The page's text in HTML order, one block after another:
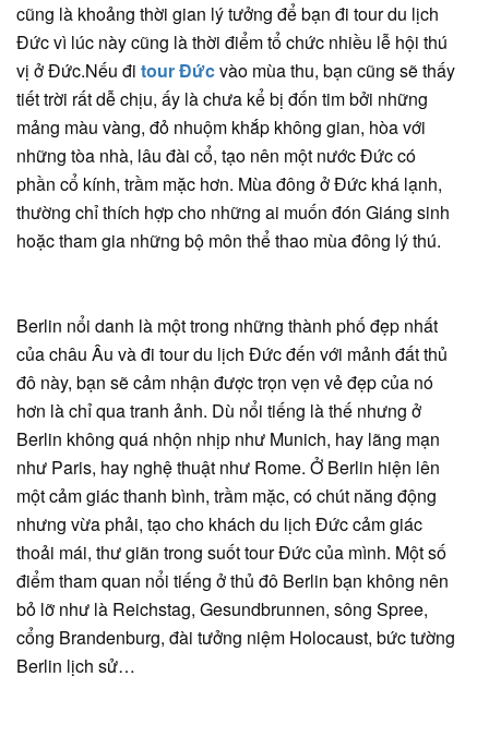
cũng là khoảng thời gian lý tưởng để bạn đi tour du lịch
Đức vì lúc này cũng là thời điểm tổ chức nhiều lễ hội thú
vị ở Đức.Nếu đi tour Đứcvào mùa thu, bạn cũng sẽ thấy
tiết trời rất dễ chịu, ấy là chưa kể bị đốn tim bởi những
mảng màu vàng, đỏ nhuộm khắp không gian, hòa với
những tòa nhà, lâu đài cổ, tạo nên một nước Đức có
phần cổ kính, trầm mặc hơn. Mùa đông ở Đức khá lạnh,
thường chỉ thích hợp cho những ai muốn đón Giáng sinh
hoặc tham gia những bộ môn thể thao mùa đông lý thú.
Berlin nổi danh là một trong những thành phố đẹp nhất
của châu Âu và đi tour du lịch Đức đến với mảnh đất thủ
đô này, bạn sẽ cảm nhận được trọn vẹn vẻ đẹp của nó
hơn là chỉ qua tranh ảnh. Dù nổi tiếng là thế nhưng ở
Berlin không quá nhộn nhịp như Munich, hay lãng mạn
như Paris, hay nghệ thuật như Rome. Ở Berlin hiện lên
một cảm giác thanh bình, trầm mặc, có chút năng động
nhưng vừa phải, tạo cho khách du lịch Đức cảm giác
thoải mái, thư giãn trong suốt tour Đức của mình. Một số
điểm tham quan nổi tiếng ở thủ đô Berlin bạn không nên
bỏ lỡ như là Reichstag, Gesundbrunnen, sông Spree,
cổng Brandenburg, đài tưởng niệm Holocaust, bức tường
Berlin lịch sử…